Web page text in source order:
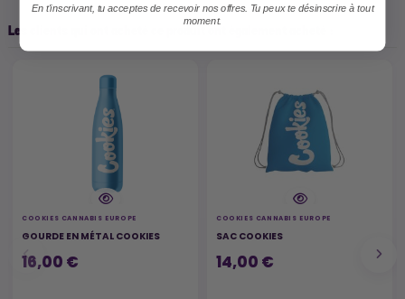
Les clients qui ont acheté ce produit ont également acheté :
COOKIES CANNABIS EUROPE
GOURDE EN MÉTAL COOKIES
16,00 €
COOKIES CANNABIS EUROPE
SAC COOKIES
14,00 €
En t'inscrivant, tu acceptes de recevoir nos offres. Tu peux te désinscrire à tout
moment.